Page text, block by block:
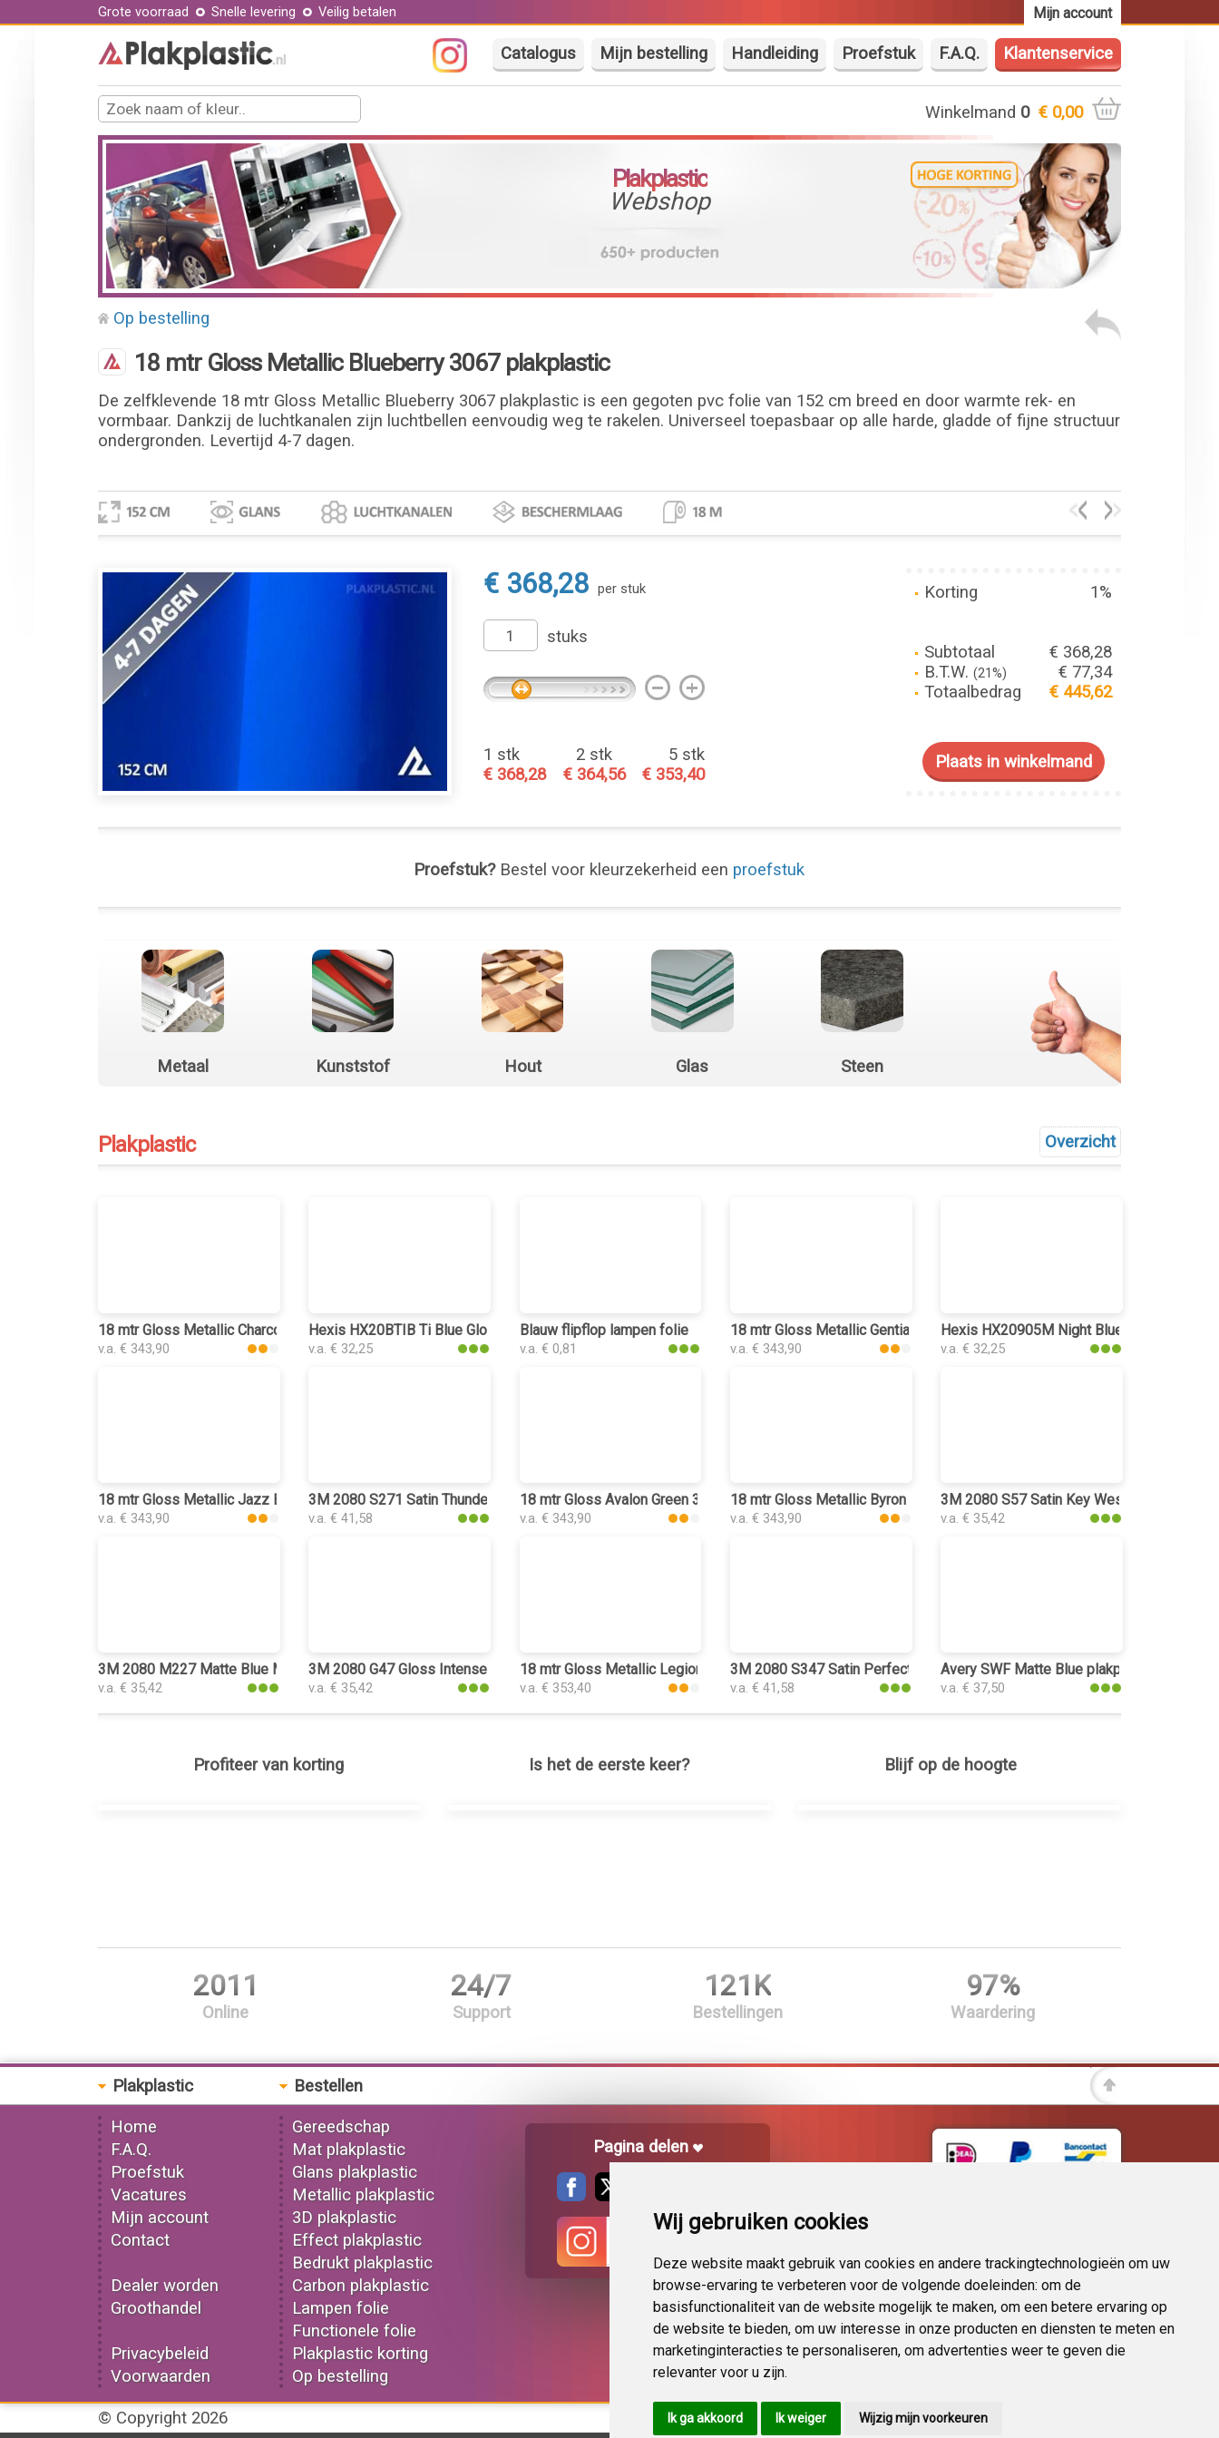
Wij gebruiken cookies
Deze website maakt gebruik van cookies en andere trackingtechnologieën om uw
browse-ervaring te verbeteren voor de volgende doeleinden: om de
basisfunctionaliteit van de website mogelijk te maken, om een betere ervaring op
de website te bieden, om uw interesse in onze producten en diensten te meten en
marketinginteracties te personaliseren, om advertenties weer te geven die
relevanter voor u zijn.
Ik ga akkoord Ik weiger Wijzig mijn voorkeuren
Mijn account
Grote voorraad Snelle levering Veilig betalen
Catalogus Mijn bestelling Handleiding Proefstuk F.A.Q. Klantenservice
Winkelmand 0 € 0,00
Plakplastic
Webshop
Op bestelling
18 mtr Gloss Metallic Blueberry 3067 plakplastic
De zelfklevende 18 mtr Gloss Metallic Blueberry 3067 plakplastic is een gegoten pvc folie van 152 cm breed en door warmte rek- en
vormbaar. Dankzij de luchtkanalen zijn luchtbellen eenvoudig weg te rakelen. Universeel toepasbaar op alle harde, gladde of fijne structuur
ondergronden. Levertijd 4-7 dagen.
€ 368,28 per stuk
stuks
1 stk
€ 368,28
2 stk
€ 364,56
5 stk
€ 353,40
Korting 1%
Subtotaal
€ 368,28
B.T.W. (21%)
€ 77,34
Totaalbedrag
€ 445,62
Proefstuk?Bestel voor kleurzekerheid een proefstuk
Metaal Kunststof Hout Glas Steen
Overzicht
Plakplastic
18 mtr Gloss Metallic Charcoal Grey Blue 3178 plakplastic
v.a. € 343,90
Hexis HX20BTIB Ti Blue Gloss plakplastic
v.a. € 32,25
Blauw flipflop lampen folie
v.a. € 0,81
18 mtr Gloss Metallic Gentian Blue 3170 plakplastic
v.a. € 343,90
Hexis HX20905M Night Blue Metal Matt
v.a. € 32,25
18 mtr Gloss Metallic Jazz Blue 3027 plakplastic
v.a. € 343,90
3M 2080 S271 Satin Thundercloud plakplastic
v.a. € 41,58
18 mtr Gloss Avalon Green 3194 plakplastic
v.a. € 343,90
18 mtr Gloss Metallic Byron Bay Blue 3172 plakplastic
v.a. € 343,90
3M 2080 S57 Satin Key West plakplastic
v.a. € 35,42
3M 2080 M227 Matte Blue Metallic plakplastic
v.a. € 35,42
3M 2080 G47 Gloss Intense Blue plakplastic
v.a. € 35,42
18 mtr Gloss Metallic Legion Blue 3072 plakplastic
v.a. € 353,40
3M 2080 S347 Satin Perfect Blue plakplastic
v.a. € 41,58
Avery SWF Matte Blue plakplastic
v.a. € 37,50
Profiteer van korting Is het de eerste keer? Blijf op de hoogte
2011
Online
24/7
Support
121K
Bestellingen
97%
Waardering
Plakplastic
Home
F.A.Q.
Proefstuk
Vacatures
Mijn account
Contact
Dealer worden
Groothandel
Privacybeleid
Voorwaarden
Bestellen
Gereedschap
Mat plakplastic
Glans plakplastic
Metallic plakplastic
3D plakplastic
Effect plakplastic
Bedrukt plakplastic
Carbon plakplastic
Lampen folie
Functionele folie
Plakplastic korting
Op bestelling
Pagina delen
© Copyright 2026